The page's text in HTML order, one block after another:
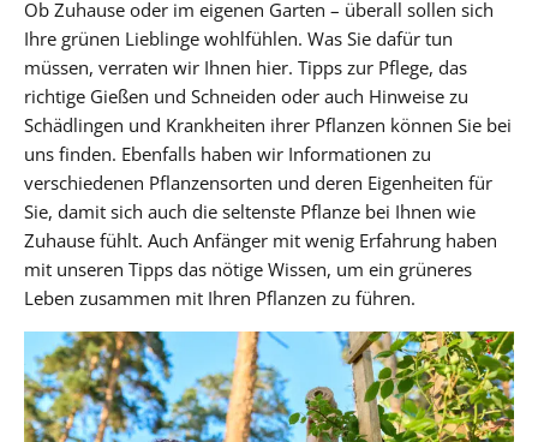
Ob Zuhause oder im eigenen Garten – überall sollen sich
Ihre grünen Lieblinge wohlfühlen. Was Sie dafür tun
müssen, verraten wir Ihnen hier. Tipps zur Pflege, das
richtige Gießen und Schneiden oder auch Hinweise zu
Schädlingen und Krankheiten ihrer Pflanzen können Sie bei
uns finden. Ebenfalls haben wir Informationen zu
verschiedenen Pflanzensorten und deren Eigenheiten für
Sie, damit sich auch die seltenste Pflanze bei Ihnen wie
Zuhause fühlt. Auch Anfänger mit wenig Erfahrung haben
mit unseren Tipps das nötige Wissen, um ein grüneres
Leben zusammen mit Ihren Pflanzen zu führen.